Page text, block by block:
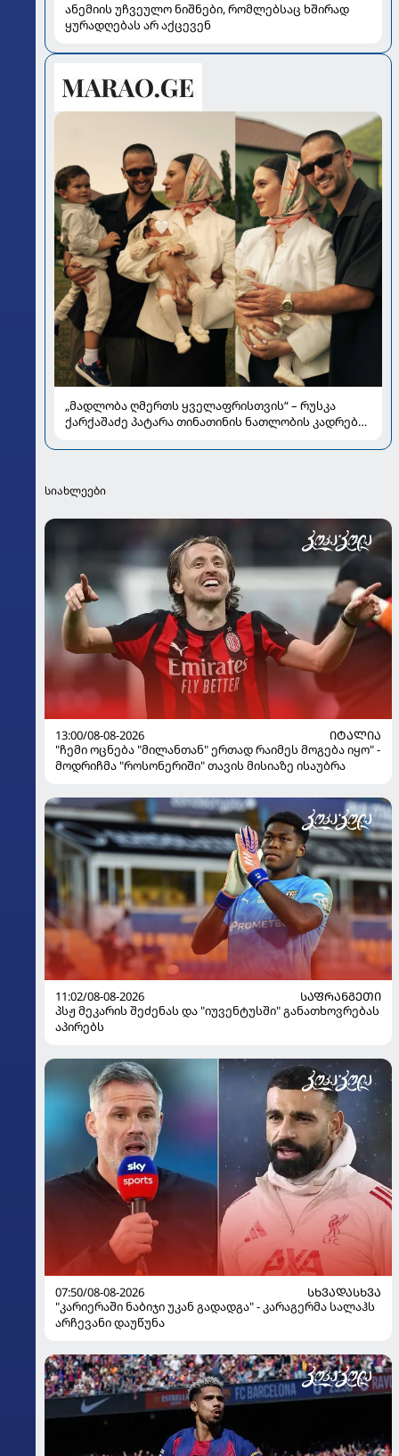
ანემიის უჩვეულო ნიშნები, რომლებსაც ხშირად
ყურადღებას არ აქცევენ
„მადლობა ღმერთს ყველაფრისთვის“ – რუსკა
ქარქაშაძე პატარა თინათინის ნათლობის კადრებს
სიახლეები
13:00/08-08-2026
ᲘᲢᲐᲚᲘᲐ
"ჩემი ოცნება "მილანთან" ერთად რაიმეს მოგება იყო" -
მოდრიჩმა "როსონერიში" თავის მისიაზე ისაუბრა
11:02/08-08-2026
ᲡᲐᲤᲠᲐᲜᲒᲔᲗᲘ
პსჟ მეკარის შეძენას და "იუვენტუსში" განათხოვრებას
აპირებს
07:50/08-08-2026
ᲡᲮᲕᲐᲓᲐᲡᲮᲕᲐ
"კარიერაში ნაბიჯი უკან გადადგა" - კარაგერმა სალაჰს
არჩევანი დაუწუნა